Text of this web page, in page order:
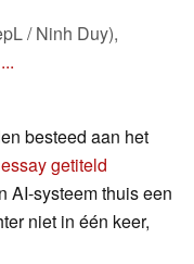
/ Ninh Duy),
...
besteed aan het
getiteld
AI-systeem thuis een
niet in één keer,